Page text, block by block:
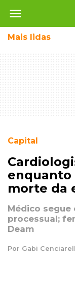
menu
Mais lidas
Capital
enquanto
morte da
Médico
processual;
Deam
Por Gabi